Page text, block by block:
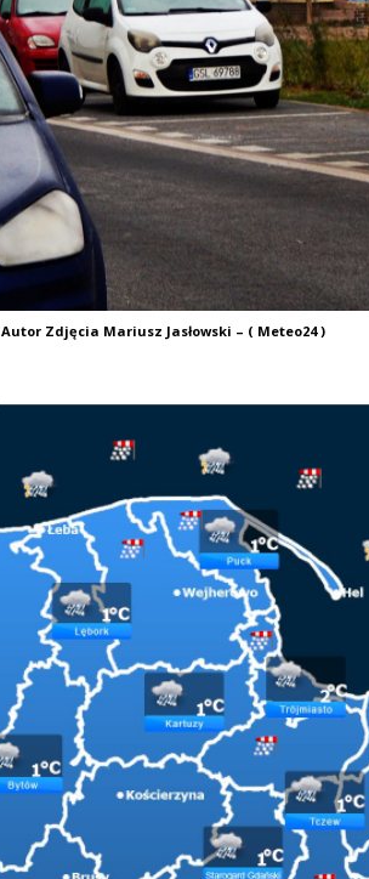
Autor Zdjęcia Mariusz Jasłowski – ( Meteo24 )